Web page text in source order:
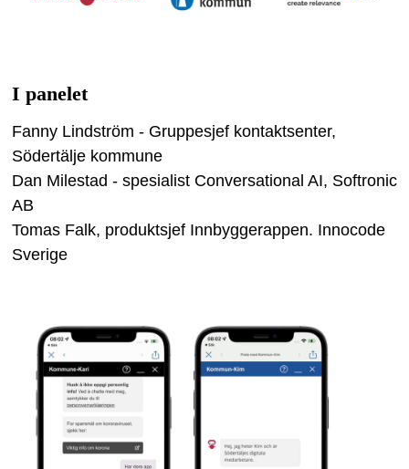
I panelet
Fanny Lindström - Gruppesjef kontaktsenter,
Södertälje kommune
Dan Milestad - spesialist Conversational AI, Softronic
AB
Tomas Falk, produktsjef Innbyggerappen. Innocode
Sverige